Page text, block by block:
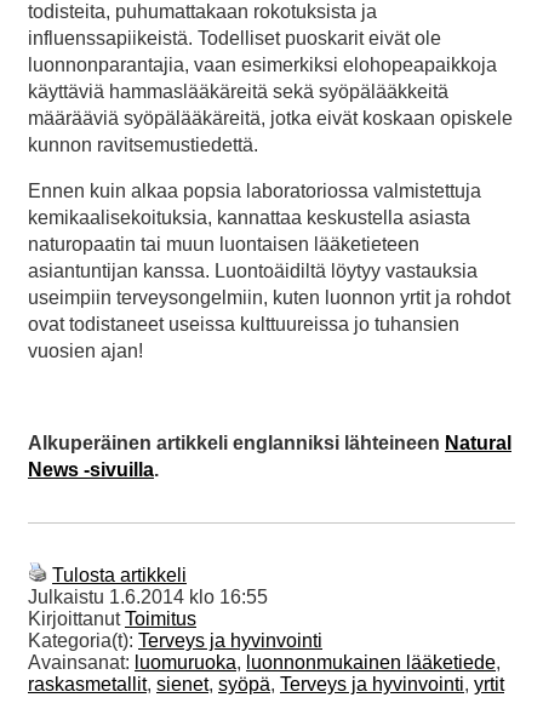
todisteita, puhumattakaan rokotuksista ja
influenssapiikeistä. Todelliset puoskarit eivät ole
luonnonparantajia, vaan esimerkiksi elohopeapaikkoja
käyttäviä hammaslääkäreitä sekä syöpälääkkeitä
määrääviä syöpälääkäreitä, jotka eivät koskaan opiskele
kunnon ravitsemustiedettä.
Ennen kuin alkaa popsia laboratoriossa valmistettuja
kemikaalisekoituksia, kannattaa keskustella asiasta
naturopaatin tai muun luontaisen lääketieteen
asiantuntijan kanssa. Luontoäidiltä löytyy vastauksia
useimpiin terveysongelmiin, kuten luonnon yrtit ja rohdot
ovat todistaneet useissa kulttuureissa jo tuhansien
vuosien ajan!
Alkuperäinen artikkeli englanniksi lähteineen Natural
News -sivuilla.
Tulosta artikkeli
Julkaistu 1.6.2014 klo 16:55
KirjoittanutToimitus
Kategoria(t): Terveys ja hyvinvointi
Avainsanat: luomuruoka, luonnonmukainen lääketiede,
raskasmetallit, sienet, syöpä, Terveys ja hyvinvointi, yrtit